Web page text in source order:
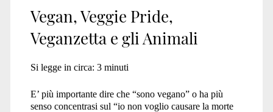
<span>veganismo</
Vegan, Veggie Pride,
Veganzetta e gli Animali
Si legge in circa: 3 minuti
E’ più importante dire che “sono vegano” o ha più
senso concentrasi sul “io non voglio causare la morte